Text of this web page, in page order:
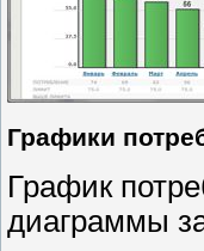
Графики
График
диаграммы